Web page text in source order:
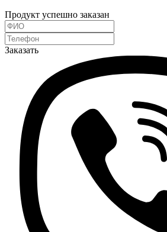
Продукт успешно заказан
Заказать